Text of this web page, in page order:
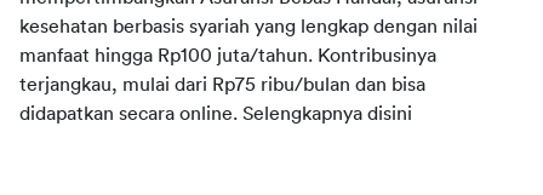
kesehatan berbasis syariah yang lengkap dengan nilai
manfaat hingga Rp100 juta/tahun. Kontribusinya
terjangkau, mulai dari Rp75 ribu/bulan dan bisa
didapatkan secara online. Selengkapnya disini